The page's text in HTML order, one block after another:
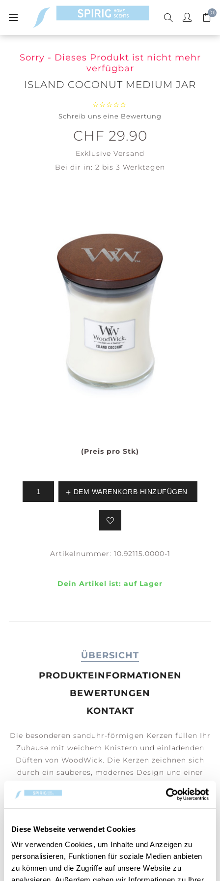
Diese Webseite verwendet Cookies
Wir verwenden Cookies, um Inhalte und Anzeigen zu
personalisieren, Funktionen für soziale Medien anbieten
zu können und die Zugriffe auf unsere Website zu
(0)
Sorry - Dieses Produkt ist nicht mehr
verfügbar
ISLAND COCONUT MEDIUM JAR
Schreib uns eine Bewertung
CHF 29.90
Exklusive Versand
Bei dir in: 2 bis 3 Werktagen
(Preis pro Stk)
DEM WARENKORB HINZUFÜGEN
Artikelnummer: 10.92115.0000-1
Dein Artikel ist: auf Lager
ÜBERSICHT
PRODUKTEINFORMATIONEN
BEWERTUNGEN
KONTAKT
Die besonderen sanduhr-förmigen Kerzen füllen Ihr
Zuhause mit weichem Knistern und einladenden
Düften von WoodWick. Die Kerzen zeichnen sich
durch ein sauberes, modernes Design und einer
BENUTZER, DIE DIESEN ARTIKEL
GEKAUFT HABEN, HABEN AUCH
GEKAUFT